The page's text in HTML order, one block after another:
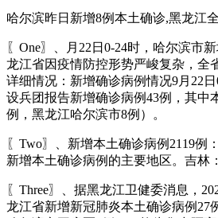
哈尔滨昨日新增8例本土确诊,黑龙江
〖One〗、月22日0-24时，哈尔滨市
龙江省因疫情防控形势严峻复杂，全
详细情况：新增确诊病例情况9月22
设兵团报告新增确诊病例43例，其中
例，黑龙江哈尔滨市8例）。
〖Two〗、新增本土确诊病例2119例
新增本土确诊病例的主要地区。吉林
〖Three〗、据黑龙江卫健委消息，
龙江省新增新冠肺炎本土确诊病例27